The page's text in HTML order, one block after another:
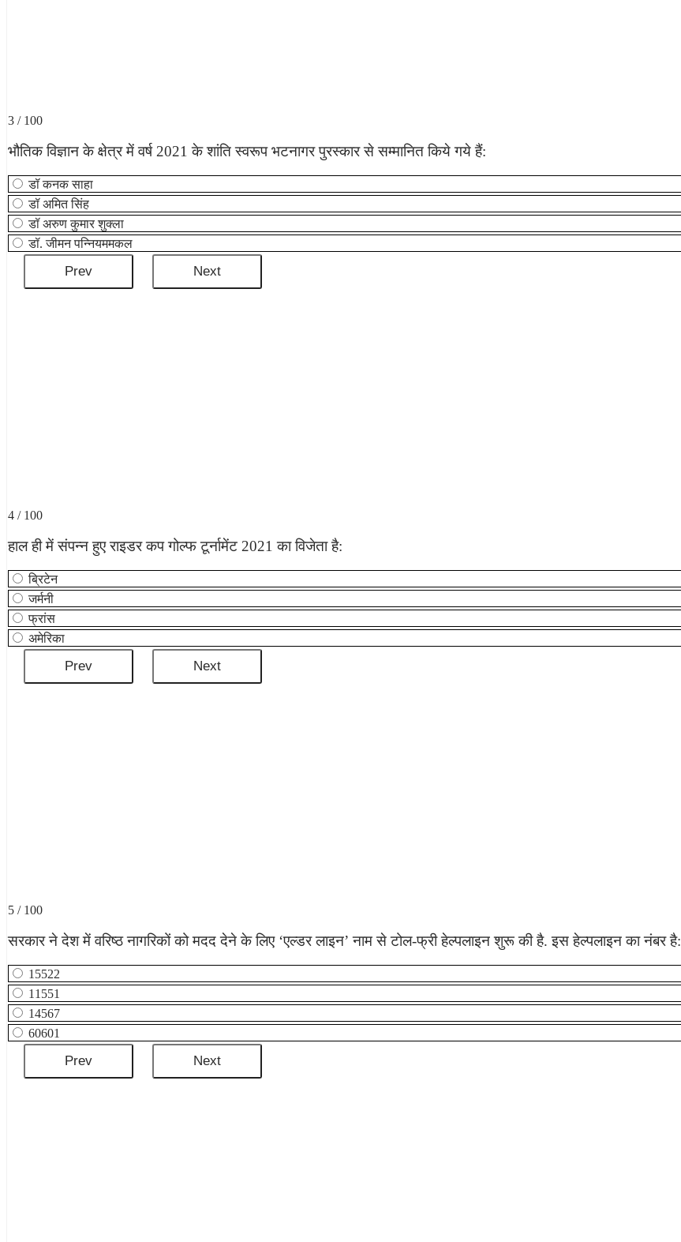
3 / 100
भौतिक विज्ञान के क्षेत्र में वर्ष 2021 के शांति स्वरूप भटनागर पुरस्कार से सम्मानित किये गये हैं:
डॉ कनक साहा
डॉ अमित सिंह
डॉ अरुण कुमार शुक्ला
डॉ. जीमन पन्नियममकल
4 / 100
हाल ही में संपन्न हुए राइडर कप गोल्फ टूर्नामेंट 2021 का विजेता है:
ब्रिटेन
जर्मनी
फ्रांस
अमेरिका
5 / 100
सरकार ने देश में वरिष्ठ नागरिकों को मदद देने के लिए ‘एल्डर लाइन’ नाम से टोल-फ्री हेल्पलाइन शुरू की है. इस हेल्पलाइन का नंबर है:
15522
11551
14567
60601